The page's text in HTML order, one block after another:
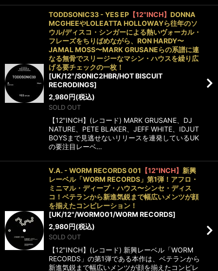
TODDSONIC33 - YES EP 【12"INCH】 DONNA
MCGHEEやLOLEATTA HOLLOWAYら往年のソ
ウル/ディスコ・シンガーによる熱いヴォーカル・
フレーズをちりばめながら、RON HARDY〜
JAMAL MOSS〜MARK GRUSANEらの系譜に連
なる無骨でスリージーなマシン・ハウスを繰り広
げる要チェックの一枚！
[UK/12"/SONIC2HBR/HOT BISCUIT
RECRODINGS]
2,980円(税込)
SOLD OUT
【12"INCH】(レコード) MARK GRUSANE、DJ
NATURE、PETE BLAKER、JEFF WHITE、IDJUT
BOYSまで見逃せないリリースを連発しているUK
の要注目レーベ…
V.A. - WORM RECORDS 001 【12"INCH】 新興
レーベル「WORM RECORDS」第1弾！アフロ・
ミニマル・ディープ・ハウス〜シンセ・ディス
コ！ベテランから新進気鋭まで幅広いメンツが顔
を揃えたコンピレーション！
[UK/12"/WORM001/WORM RECORDS]
2,980円(税込)
SOLD OUT
【12"INCH】(レコード) 新興レーベル「WORM
RECORDS」の第1弾である本作は、ベテランから
新進気鋭まで幅広いメンツが顔を揃えたコンピレ